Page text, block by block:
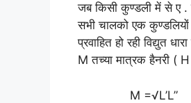
जब किसी कुण्डली में से ए .
सभी चालको एक कुण्डलियों
प्रवाहित हो रही विद्युत
M तच्या मात्रक हैनरी ( H
M =√L’L”